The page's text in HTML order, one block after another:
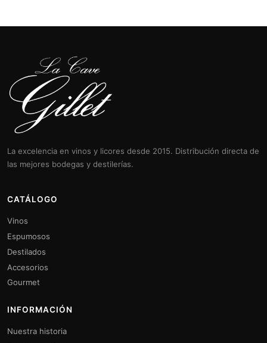
La excelencia en vinos y licores desde 2015. Distribución directa de
las mejores bodegas y destilerías.
CATÁLOGO
Vinos
Espumosos
Destilados
Accesorios
Gourmet
INFORMACIÓN
Nuestra historia